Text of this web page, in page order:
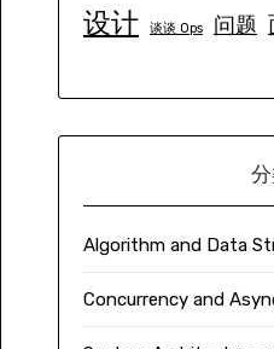
设计 谈谈 Ops 问题
Algorithm and Data
Concurrency and